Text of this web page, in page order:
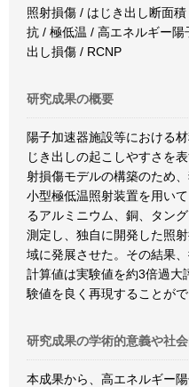
照射損傷 / はじき出し断面
抗 / 極低温 / 高エネルギー
出し損傷 / RCNP
研究成果の概要
陽子加速器施設等における
じき出しの起こしやすさを
射損傷モデルの構築のため
小型極低温照射装置を用い
るアルミニウム、銅、タン
測定し、独自に開発した照
域に発展させた。その結果
計算値は実験値を約3倍過大
験値を良く再現することがで
研究成果の学術的意義や社
本成果から、高エネルギー